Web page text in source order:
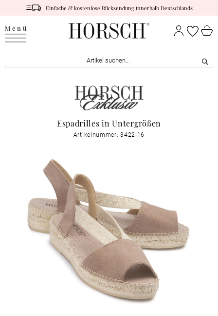
Einfache & kostenlose Rücksendung innerhalb Deutschlands
Menü
Espadrilles in Untergrößen
Artikelnummer: 3422-16